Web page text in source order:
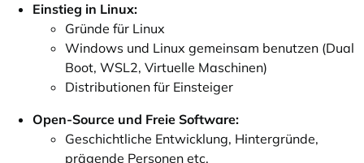
Einstieg in Linux:
Gründe für Linux
Windows und Linux gemeinsam benutzen (Dual
Boot, WSL2, Virtuelle Maschinen)
Distributionen für Einsteiger
Open-Source und Freie Software:
Geschichtliche Entwicklung, Hintergründe,
prägende Personen etc.